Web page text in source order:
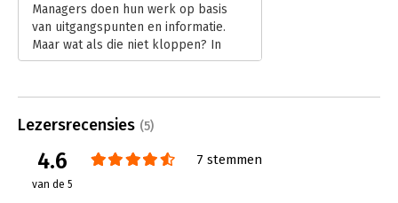
Managers doen hun werk op basis
van uitgangspunten en informatie.
Maar wat als die niet kloppen? In
‘Management mindfucks’ ontkrachten
Lees verder
Lezersrecensies (5)
4.6
van de 5
7 stemmen